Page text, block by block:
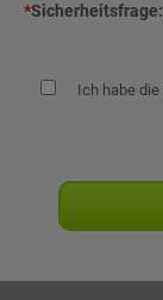
*Sicherheitsfrage:
Ich habe die